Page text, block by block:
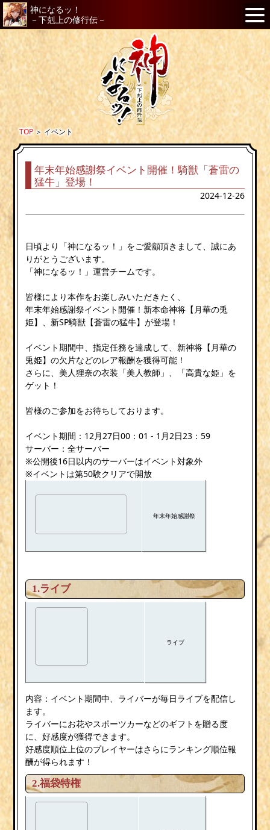
神になるッ！
－下剋上の修行伝－
TOP＞イベント
年末年始感謝祭イベント開催！騎獣「蒼雷の
猛牛」登場！
2024-12-26
日頃より「神になるッ！」をご愛顧頂きまして、誠にあ
りがとうございます。
「神になるッ！」運営チームです。
皆様により本作をお楽しみいただきたく、
年末年始感謝祭イベント開催！新本命神将【月華の兎
姫】、新SP騎獣【蒼雷の猛牛】が登場！
イベント期間中、指定任務を達成して、新神将【月華の
兎姫】の欠片などのレア報酬を獲得可能！
さらに、美人狸奈の衣装「美人教師」、「高貴な姫」を
ゲット！
皆様のご参加をお待ちしております。
イベント期間：12月27日00：01 - 1月2日23：59
サーバー：全サーバー
※公開後16日以内のサーバーはイベント対象外
※イベントは第50験クリアで開放
年末年始感謝祭
1.ライブ
ライブ
内容：イベント期間中、ライバーが毎日ライブを配信し
ます。
ライバーにお花やスポーツカーなどのギフトを贈る度
に、好感度が獲得できます。
好感度順位上位のプレイヤーはさらにランキング順位報
酬が得られます！
2.福袋特権